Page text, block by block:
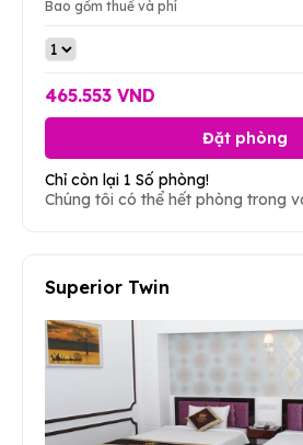
Bao gồm thuế và phí
465.553 VND
Đặt phòng
Chỉ còn lại 1 Số phòng!
Chúng tôi có thể hết phòng trong
Superior Twin